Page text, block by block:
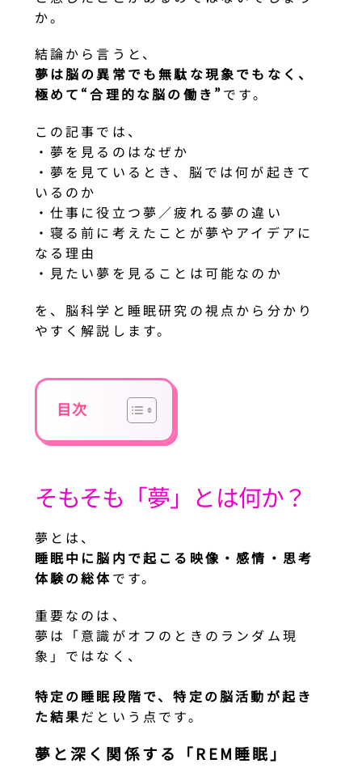
か。
結論から言うと、
夢は脳の異常でも無駄な現象でもなく、
極めて“合理的な脳の働き”です。
この記事では、
・夢を見るのはなぜか
・夢を見ているとき、脳では何が起きて
いるのか
・仕事に役立つ夢／疲れる夢の違い
・寝る前に考えたことが夢やアイデアに
なる理由
・見たい夢を見ることは可能なのか
を、脳科学と睡眠研究の視点から分かり
やすく解説します。
目次
そもそも「夢」とは何か？
夢とは、
睡眠中に脳内で起こる映像・感情・思考
体験の総体です。
重要なのは、
夢は「意識がオフのときのランダム現
象」ではなく、
特定の睡眠段階で、特定の脳活動が起き
た結果だという点です。
夢と深く関係する「REM睡眠」